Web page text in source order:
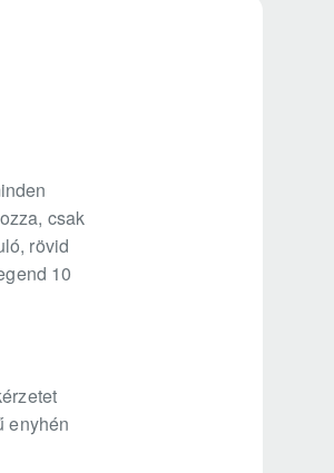
csak
rövid
10
enyhén